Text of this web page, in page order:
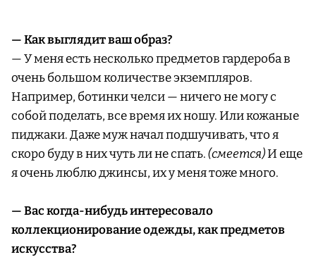
— Как выглядит ваш образ?
— У меня есть несколько предметов гардероба в
очень большом количестве экземпляров.
Например, ботинки челси — ничего не могу с
собой поделать, все время их ношу. Или кожаные
пиджаки. Даже муж начал подшучивать, что я
скоро буду в них чуть ли не спать.(смеется)И еще
я очень люблю джинсы, их у меня тоже много.
— Вас когда-нибудь интересовало
коллекционирование одежды, как предметов
искусства?